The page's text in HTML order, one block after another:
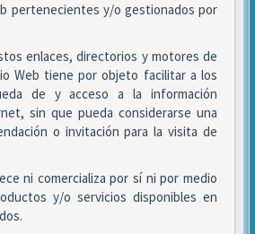
pertenecientes y/o gestionados por
enlaces, directorios y motores de
Web tiene por objeto facilitar a los
de y acceso a la información
sin que pueda considerarse una
o invitación para la visita de
ni comercializa por sí ni por medio
y/o servicios disponibles en